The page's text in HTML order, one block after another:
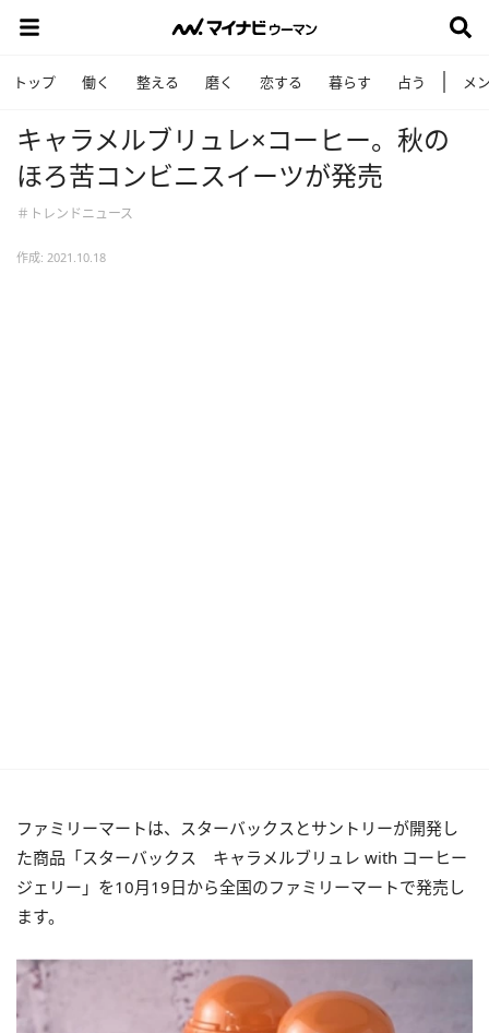
トップ 働く 整える 磨く 恋する 暮らす 占う メ
キャラメルブリュレ×コーヒー。秋の
ほろ苦コンビニスイーツが発売
＃トレンドニュース
作成: 2021.10.18
ファミリーマートは、スターバックスとサントリーが開発し
た商品「スターバックス キャラメルブリュレ with コーヒー
ジェリー」を10月19日から全国のファミリーマートで発売し
ます。